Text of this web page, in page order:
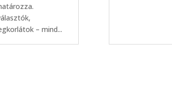
– mind...